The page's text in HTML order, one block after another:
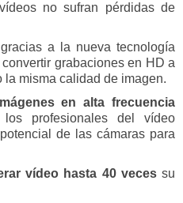
no sufran pérdidas de
a la nueva tecnología
grabaciones en HD a
misma calidad de imagen.
en alta frecuencia
profesionales del vídeo
de las cámaras para
vídeo hasta 40 vecessu